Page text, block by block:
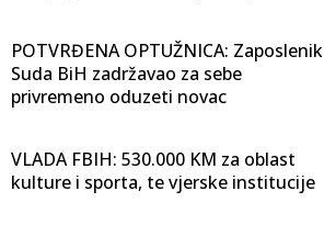
POTVRĐENA OPTUŽNICA: Zaposlenik
Suda BiH zadržavao za sebe
privremeno oduzeti novac
VLADA FBIH: 530.000 KM za oblast
kulture i sporta, te vjerske institucije